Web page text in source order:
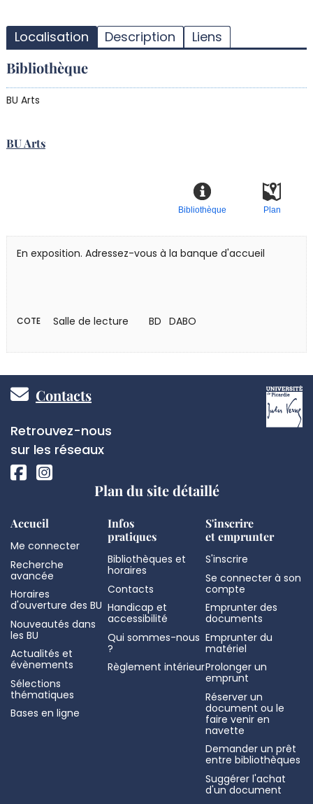
Localisation Description Liens
Bibliothèque
BU Arts
BU Arts
Plan
Bibliothèque
En exposition. Adressez-vous à la banque d'accueil
COTE Salle de lecture BD DABO
Pied
de
page
Contacts
Réseaux
sociaux
Retrouvez-nous
sur les réseaux
Plan du site détaillé
Accueil
Me connecter
Recherche
avancée
Horaires
d'ouverture des BU
Nouveautés dans
les BU
Actualités et
évènements
Sélections
thématiques
Bases en ligne
Infos
pratiques
Bibliothèques et
horaires
Contacts
Handicap et
accessibilité
Qui sommes-nous
?
Règlement intérieur
S'inscrire
et emprunter
S'inscrire
Se connecter à son
compte
Emprunter des
documents
Emprunter du
matériel
Prolonger un
emprunt
Réserver un
document ou le
faire venir en
navette
Demander un prêt
entre bibliothèques
Suggérer l'achat
d'un document